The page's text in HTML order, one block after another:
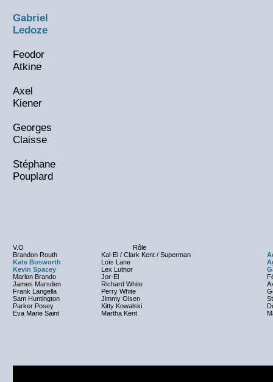
Gabriel
Ledoze
Feodor
Atkine
Axel
Kiener
Georges
Claisse
Stéphane
Pouplard
V.O
Rôle
Brandon Routh
Kal-El / Clark Kent / Superman
Kate Bosworth
Loïs Lane
Kevin Spacey
Lex Luthor
Marlon Brando
Jor-El
James Marsden
Richard White
Frank Langella
Perry White
Sam Huntington
Jimmy Olsen
Parker Posey
Kitty Kowalski
Eva Marie Saint
Martha Kent